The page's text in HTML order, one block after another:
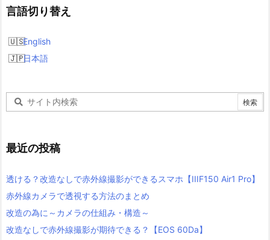
言語切り替え
English
日本語
最近の投稿
透ける？改造なしで赤外線撮影ができるスマホ【IIIF150 Air1 Pro】
赤外線カメラで透視する方法のまとめ
改造の為に～カメラの仕組み・構造～
改造なしで赤外線撮影が期待できる？【EOS 60Da】